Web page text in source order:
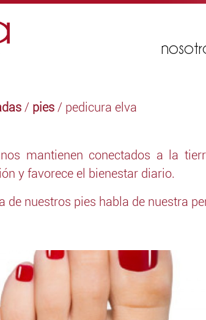
/ pies / pedicura elva
mantienen conectados a la
y favorece el bienestar diario.
de nuestros pies habla de nuestra